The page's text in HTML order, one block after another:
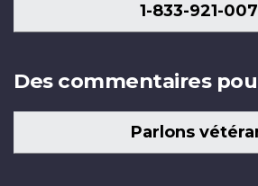
1-833-921-
Des commentaires
Parlons